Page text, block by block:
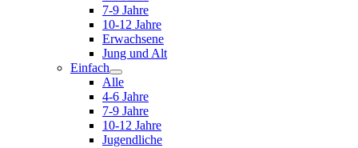
7-9 Jahre
10-12 Jahre
Erwachsene
Jung und Alt
Einfach
Alle
4-6 Jahre
7-9 Jahre
10-12 Jahre
Jugendliche